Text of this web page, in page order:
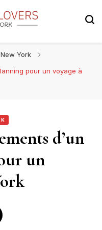
York
pour un voyage à
d’un
un